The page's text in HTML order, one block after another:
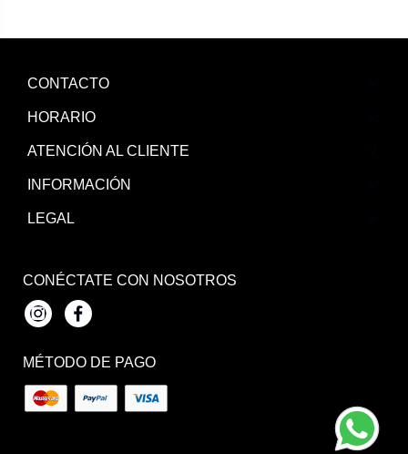
CONTACTO
HORARIO
ATENCIÓN AL CLIENTE
INFORMACIÓN
LEGAL
CONÉCTATE CON NOSOTROS
InstagramFacebook
MÉTODO DE PAGO